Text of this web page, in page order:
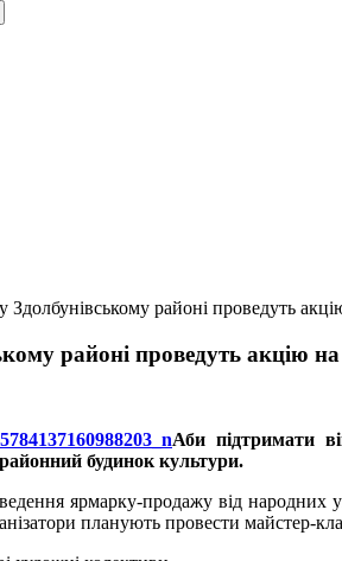
Здолбунівському районі проведуть
районі проведуть акцію
Аби підтримати
будинок культури.
ярмарку-продажу від народних
планують провести майстер-